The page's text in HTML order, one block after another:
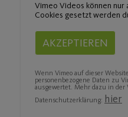
Vimeo Videos können nur
Cookies gesetzt werden
AKZEPTIEREN
Wenn Vimeo auf dieser
personenbezogene Daten zu
ausgewertet. Mehr dazu in der
Datenschutzerklärung: hier